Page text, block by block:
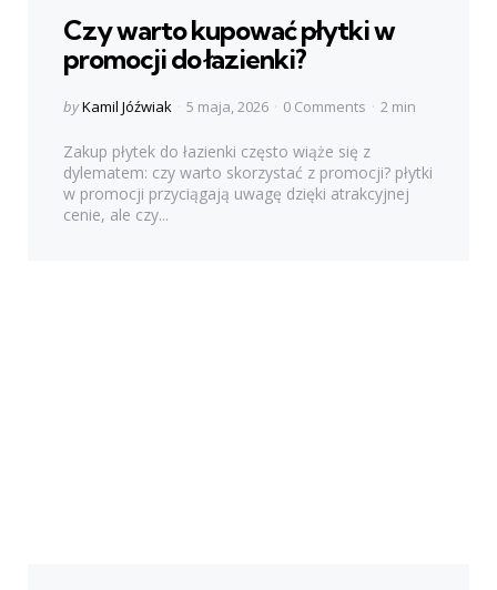
Czy warto kupować płytki w
promocji do łazienki?
Posted
byKamil Jóźwiak 5 maja, 2026 0 Comments 2 min
Zakup płytek do łazienki często wiąże się z
dylematem: czy warto skorzystać z promocji? płytki
w promocji przyciągają uwagę dzięki atrakcyjnej
cenie, ale czy...